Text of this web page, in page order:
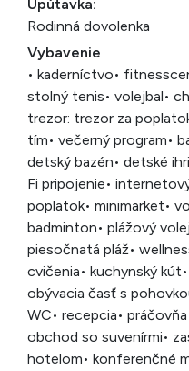
Upútavka:
Rodinná dovolenka
Vybavenie
• kaderníctvo•
stolný tenis• volejbal•
trezor: trezor za
tím• večerný program•
detský bazén• detské
Fi pripojenie•
poplatok• minimarket•
badminton• plážový
piesočnatá pláž•
cvičenia• kuchynský kút
obývacia časť s
WC• recepcia• práčovňa
obchod so suvenírmi•
hotelom• konferenčné